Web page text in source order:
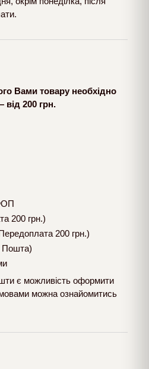
Вами товару необхідно
від 200 грн.
200 грн.)
200 грн.)
є можливість оформити
можна ознайомитись